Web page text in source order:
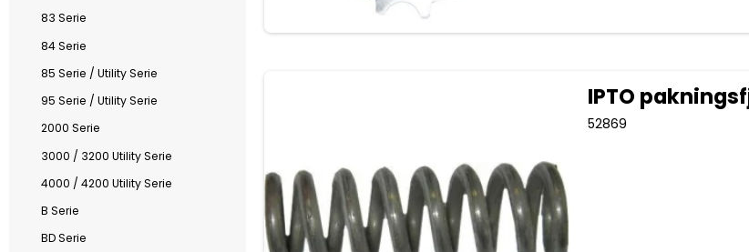
83 Serie
84 Serie
85 Serie / Utility Serie
95 Serie / Utility Serie
2000 Serie
3000 / 3200 Utility Serie
4000 / 4200 Utility Serie
B Serie
BD Serie
IPTO
52869